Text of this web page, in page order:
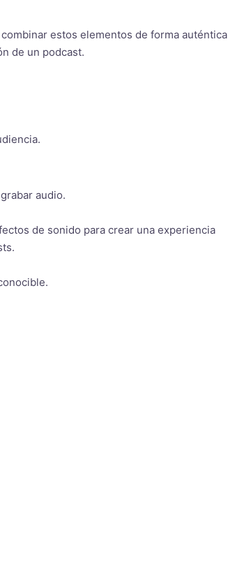
estos elementos de forma auténtica
de un podcast.
audio.
de sonido para crear una experiencia